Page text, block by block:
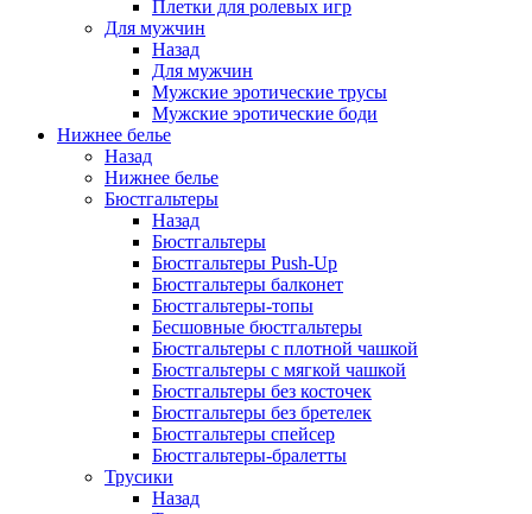
Плетки для ролевых игр
Для мужчин
Назад
Для мужчин
Мужские эротические трусы
Мужские эротические боди
Нижнее белье
Назад
Нижнее белье
Бюстгальтеры
Назад
Бюстгальтеры
Бюстгальтеры Push-Up
Бюстгальтеры балконет
Бюстгальтеры-топы
Бесшовные бюстгальтеры
Бюстгальтеры с плотной чашкой
Бюстгальтеры с мягкой чашкой
Бюстгальтеры без косточек
Бюстгальтеры без бретелек
Бюстгальтеры спейсер
Бюстгальтеры-бралетты
Трусики
Назад